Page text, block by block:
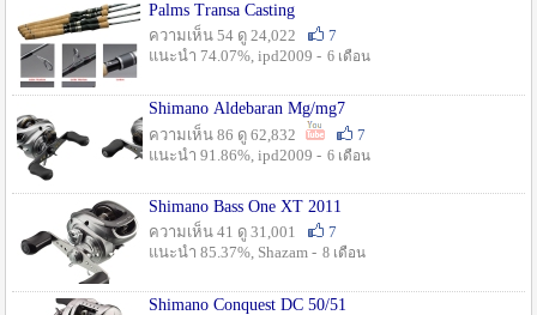
Palms Transa Casting
ความเห็น 54 ดู 24,022
7
แนะนำ 74.07%, ipd2009 - 6 เดือน
Shimano Aldebaran Mg/mg7
ความเห็น 86 ดู 62,832
7
แนะนำ 91.86%, ipd2009 - 6 เดือน
Shimano Bass One XT 2011
ความเห็น 41 ดู 31,001
7
แนะนำ 85.37%, Shazam - 8 เดือน
Shimano Conquest DC 50/51